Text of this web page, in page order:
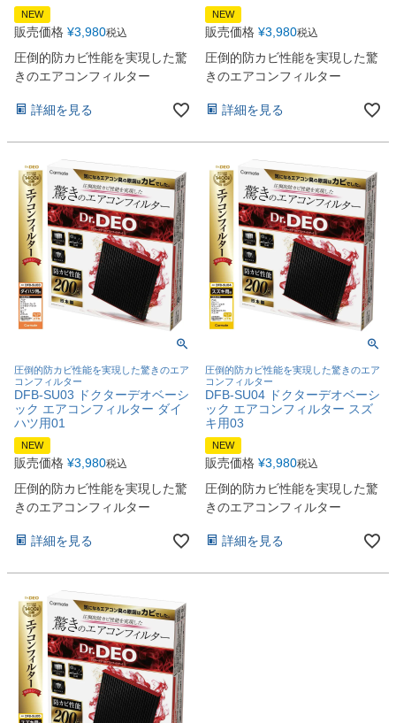
NEW
販売価格 ¥3,980税込
圧倒的防カビ性能を実現した驚
きのエアコンフィルター
詳細を見る
NEW
販売価格 ¥3,980税込
圧倒的防カビ性能を実現した驚
きのエアコンフィルター
詳細を見る
圧倒的防カビ性能を実現した驚きのエア
コンフィルター
DFB-SU03 ドクターデオベーシ
ック エアコンフィルター ダイ
ハツ用01
NEW
販売価格 ¥3,980税込
圧倒的防カビ性能を実現した驚
きのエアコンフィルター
詳細を見る
圧倒的防カビ性能を実現した驚きのエア
コンフィルター
DFB-SU04 ドクターデオベーシ
ック エアコンフィルター スズ
キ用03
NEW
販売価格 ¥3,980税込
圧倒的防カビ性能を実現した驚
きのエアコンフィルター
詳細を見る